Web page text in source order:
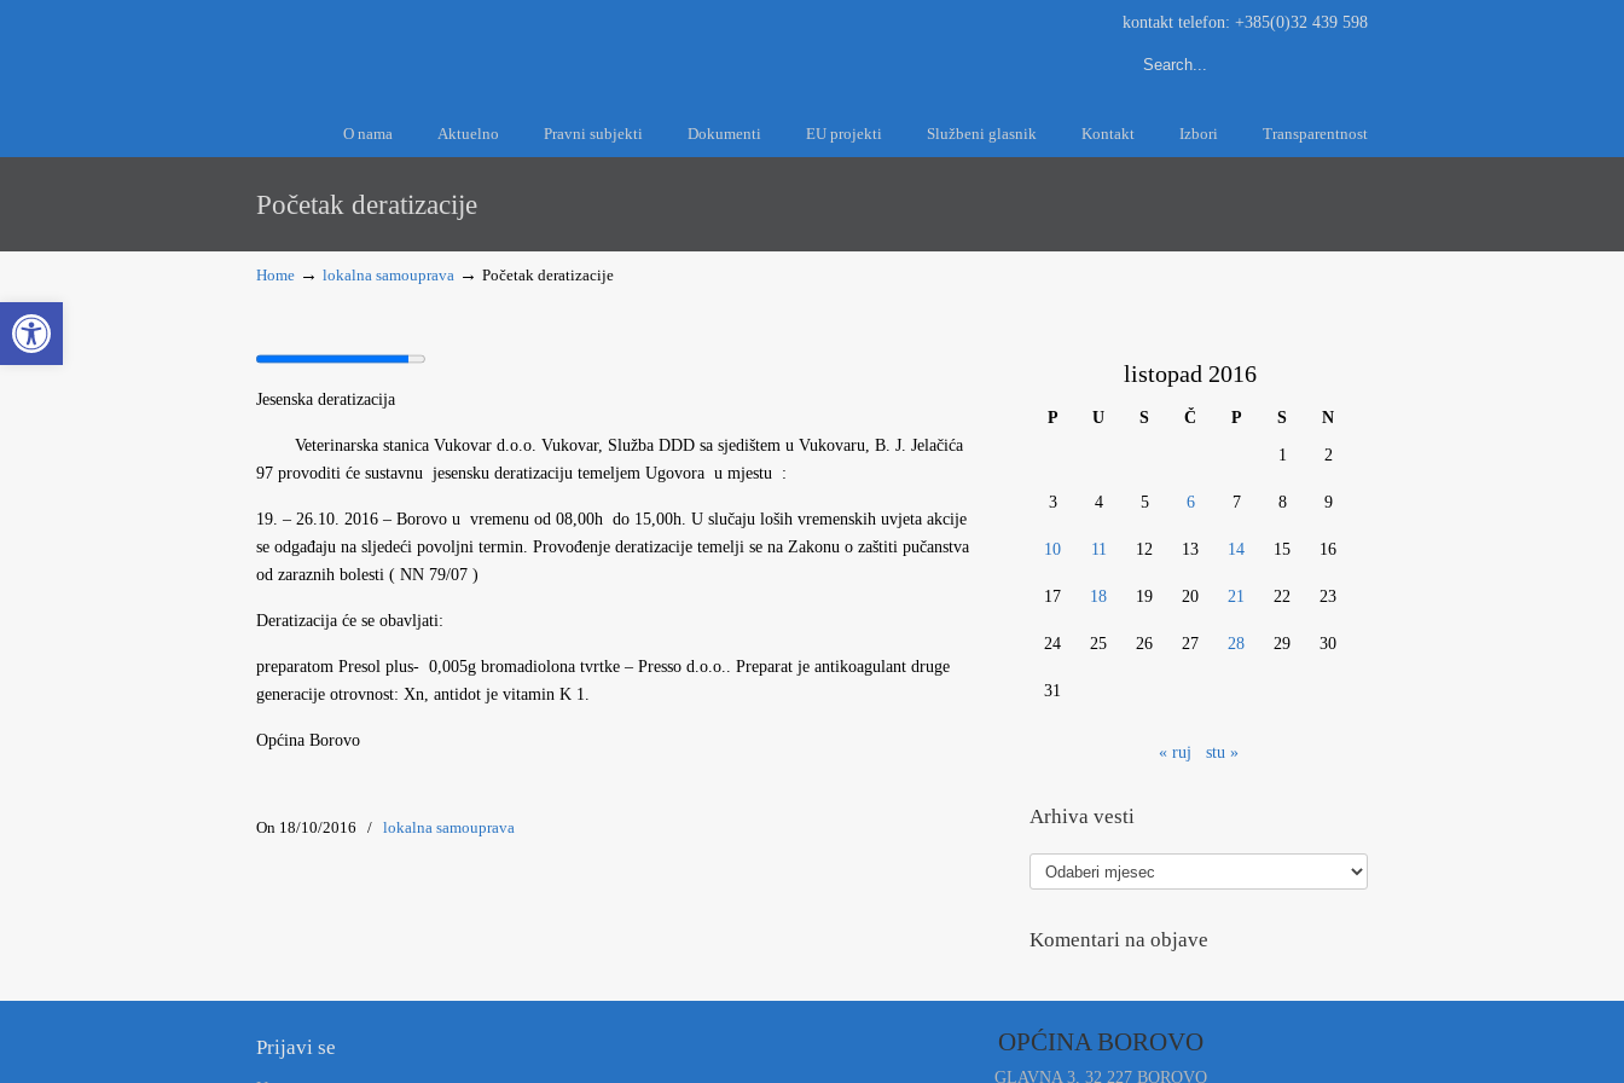
Open toolbar
kontakt telefon: +385(0)32 439 598
O nama Aktuelno Pravni subjekti Dokumenti EU projekti Službeni glasnik Kontakt Izbori Transparentnost
Početak deratizacije
Home → lokalna samouprava → Početak deratizacije
Jesenska deratizacija
Veterinarska stanica Vukovar d.o.o. Vukovar, Služba DDD sa sjedištem u Vukovaru, B. J. Jelačića
97 provoditi će sustavnu jesensku deratizaciju temeljem Ugovora u mjestu :
19. – 26.10. 2016 – Borovo u vremenu od 08,00h do 15,00h. U slučaju loših vremenskih uvjeta akcije
se odgađaju na sljedeći povoljni termin. Provođenje deratizacije temelji se na Zakonu o zaštiti pučanstva
od zaraznih bolesti ( NN 79/07 )
Deratizacija će se obavljati:
preparatom Presol plus- 0,005g bromadiolona tvrtke – Presso d.o.o.. Preparat je antikoagulant druge
generacije otrovnost: Xn, antidot je vitamin K 1.
Općina Borovo
On 18/10/2016 / lokalna samouprava
listopad 2016
P U S Č P S N
1 2
3 4 5 6 7 8 9
10 11 12 13 14 15 16
17 18 19 20 21 22 23
24 25 26 27 28 29 30
31
« ruj stu »
Arhiva vesti
Arhiva
vesti
Komentari na objave
Prijavi se OPĆINA BOROVO
GLAVNA 3, 32 227 BOROVO